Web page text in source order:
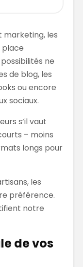
marketing, les
ne
de blog, les
ou encore
sociaux.
s’il vaut
– moins
longs pour
les
préférence.
notre
de vos